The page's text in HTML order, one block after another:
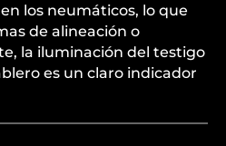
los neumáticos, lo que
de alineación o
la iluminación del testigo
es un claro indicador